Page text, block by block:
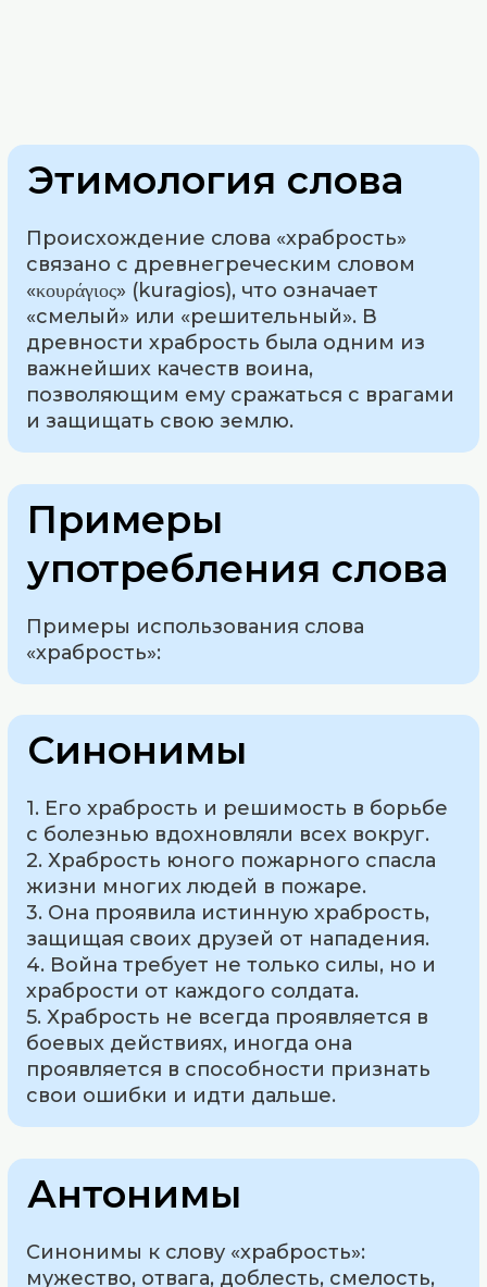
Этимология слова
Происхождение слова «храбрость»
связано с древнегреческим словом
«κουράγιος» (kuragios), что означает
«смелый» или «решительный». В
древности храбрость была одним из
важнейших качеств воина,
позволяющим ему сражаться с врагами
и защищать свою землю.
Примеры
употребления слова
Примеры использования слова
«храбрость»:
Синонимы
1. Его храбрость и решимость в борьбе
с болезнью вдохновляли всех вокруг.
2. Храбрость юного пожарного спасла
жизни многих людей в пожаре.
3. Она проявила истинную храбрость,
защищая своих друзей от нападения.
4. Война требует не только силы, но и
храбрости от каждого солдата.
5. Храбрость не всегда проявляется в
боевых действиях, иногда она
проявляется в способности признать
свои ошибки и идти дальше.
Антонимы
Синонимы к слову «храбрость»:
мужество, отвага, доблесть, смелость,